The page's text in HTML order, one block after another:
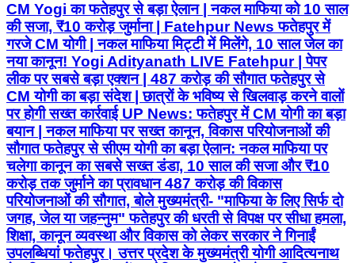
CM Yogi का फतेहपुर से बड़ा ऐलान | नकल माफिया को 10 साल
की सजा, ₹10 करोड़ जुर्माना | Fatehpur News फतेहपुर में
गरजे CM योगी | नकल माफिया मिट्टी में मिलेंगे, 10 साल जेल का
नया कानून! Yogi Adityanath LIVE Fatehpur | पेपर
लीक पर सबसे बड़ा एक्शन | 487 करोड़ की सौगात फतेहपुर से
CM योगी का बड़ा संदेश | छात्रों के भविष्य से खिलवाड़ करने वालों
पर होगी सख्त कार्रवाई UP News: फतेहपुर में CM योगी का बड़ा
बयान | नकल माफिया पर सख्त कानून, विकास परियोजनाओं की
सौगात फतेहपुर से सीएम योगी का बड़ा ऐलान: नकल माफिया पर
चलेगा कानून का सबसे सख्त डंडा, 10 साल की सजा और ₹10
करोड़ तक जुर्माने का प्रावधान 487 करोड़ की विकास
परियोजनाओं की सौगात, बोले मुख्यमंत्री- "माफिया के लिए सिर्फ दो
जगह, जेल या जहन्नुम" फतेहपुर की धरती से विपक्ष पर सीधा हमला,
शिक्षा, कानून व्यवस्था और विकास को लेकर सरकार ने गिनाईं
उपलब्धियां फतेहपुर। उत्तर प्रदेश के मुख्यमंत्री योगी आदित्यनाथ